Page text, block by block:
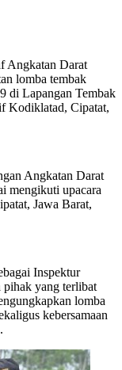
Angkatan Darat
lomba tembak
di Lapangan Tembak
Kodiklatad, Cipatat,
Angkatan Darat
mengikuti upacara
Jawa Barat,
Inspektur
pihak yang terlibat
lomba
kebersamaan